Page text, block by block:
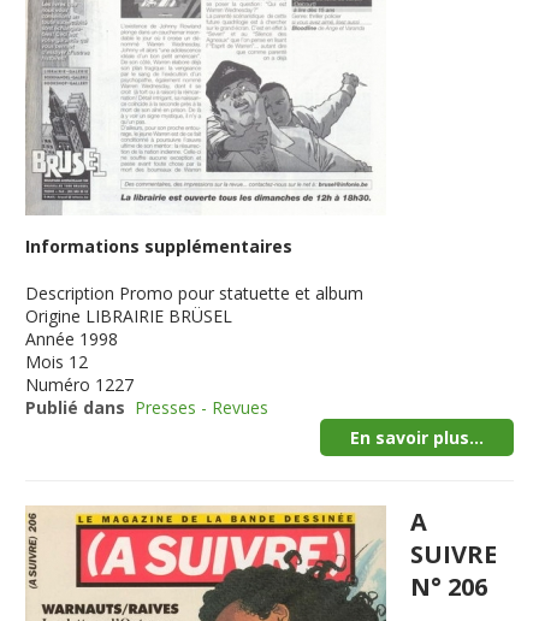
Informations supplémentaires
Description Promo pour statuette et album
Origine LIBRAIRIE BRÜSEL
Année 1998
Mois 12
Numéro 1227
Publié dans Presses - Revues
En savoir plus...
A
SUIVRE
N° 206